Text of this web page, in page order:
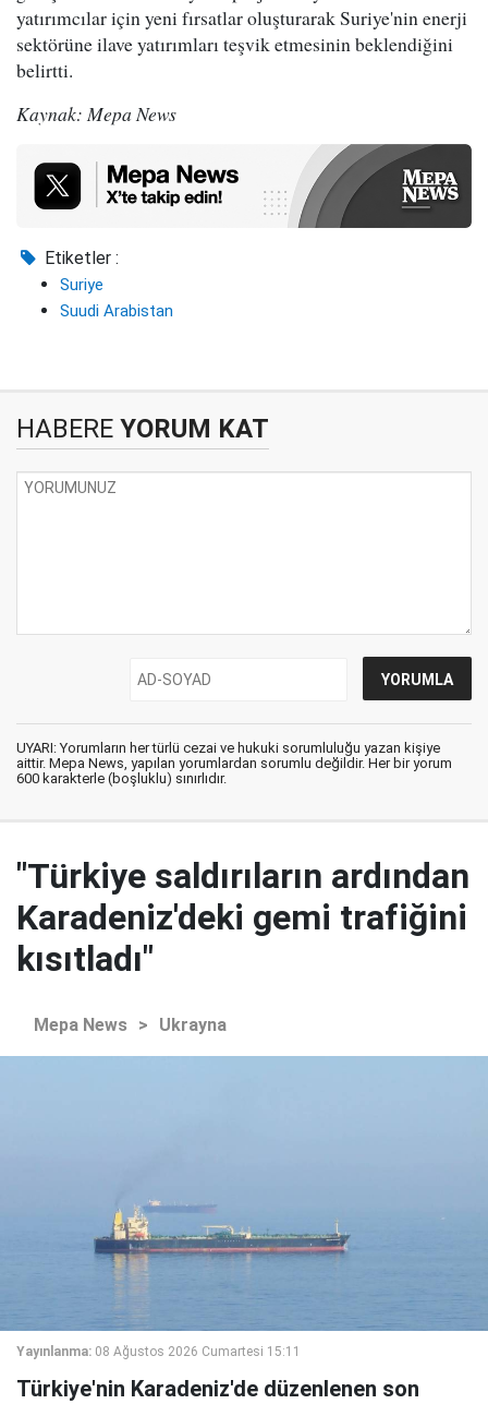
yatırımcılar için yeni fırsatlar oluşturarak Suriye'nin enerji
sektörüne ilave yatırımları teşvik etmesinin beklendiğini
belirtti.
Kaynak: Mepa News
Etiketler :
Suriye
Suudi Arabistan
HABERE YORUM KAT
UYARI: Yorumların her türlü cezai ve hukuki sorumluluğu yazan kişiye
aittir. Mepa News, yapılan yorumlardan sorumlu değildir. Her bir yorum
600 karakterle (boşluklu) sınırlıdır.
"Türkiye saldırıların ardından
Karadeniz'deki gemi trafiğini
kısıtladı"
Mepa News > Ukrayna
Yayınlanma: 08 Ağustos 2026 Cumartesi 15:11
Türkiye'nin Karadeniz'de düzenlenen son